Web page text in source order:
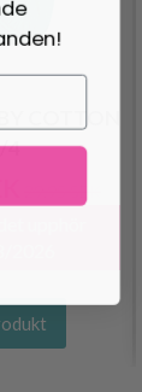
4